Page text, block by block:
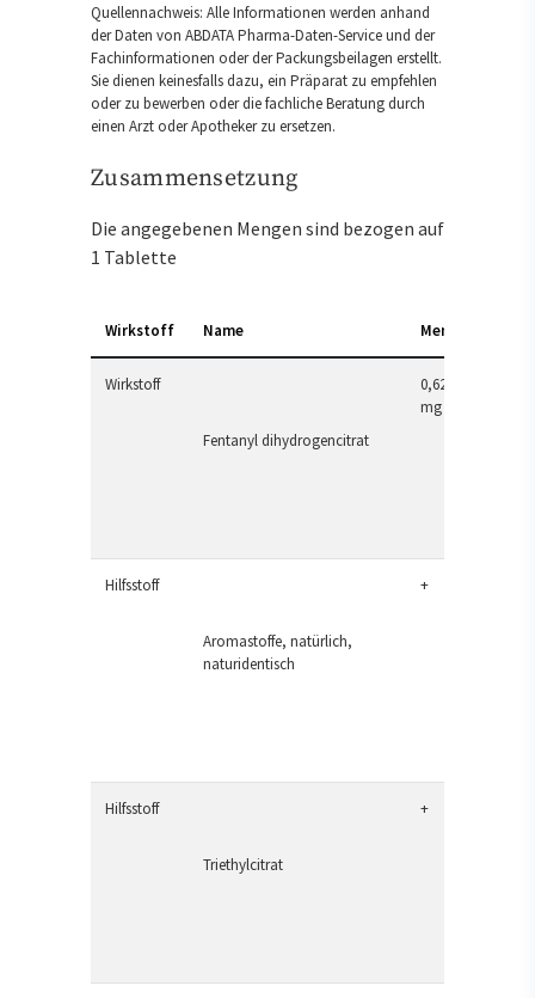
Quellennachweis: Alle Informationen werden anhand
der Daten von ABDATA Pharma-Daten-Service und der
Fachinformationen oder der Packungsbeilagen erstellt.
Sie dienen keinesfalls dazu, ein Präparat zu empfehlen
oder zu bewerben oder die fachliche Beratung durch
einen Arzt oder Apotheker zu ersetzen.
Zusammensetzung
Die angegebenen Mengen sind bezogen auf
1 Tablette
Wirkstoff Name Menge
Wirkstoff
Fentanyl dihydrogencitrat
0,628
mg
Hilfsstoff
Aromastoffe, natürlich,
naturidentisch
+
Hilfsstoff
Triethylcitrat
+